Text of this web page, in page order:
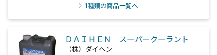
1種類の商品一覧へ
ＤＡＩＨＥＮ スーパークーラント
（株）ダイヘン